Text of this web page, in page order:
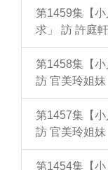
第1459集【
求」 訪 許庭
第1458集【小
訪 官美玲姐妹
第1457集【小
訪 官美玲姐妹
第1454集【